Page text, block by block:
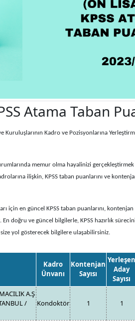
Atama Taban
Kuruluşlarının Kadro ve Pozisyonlarına
memur olma hayalinizi
ilişkin, KPSS taban puanlarını ve
için en güncel KPSS taban puanlarını,
En doğru ve güncel bilgilerle, KPSS hazırlık
yol gösterecek bilgilere ulaşabilirsiniz.
Kadro
Ünvanı
Kontenjan
Sayısı
Yerleşen
Aday
Sayısı
A.Ş
/
Kondoktör 1 1